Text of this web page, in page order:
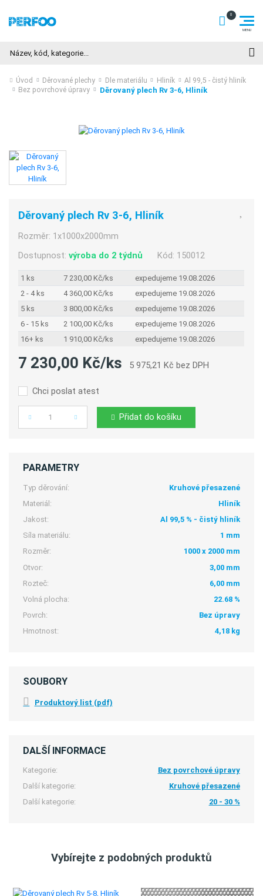
Úvod Děrované plechy Dle materiálu Hliník
Al 99,5 - čistý hliník
Bez povrchové úpravy
Děrovaný plech Rv 3-6, Hliník
Děrovaný plech Rv 3-6, Hliník
Rozměr: 1x1000x2000mm
Dostupnost:výroba do 2 týdnů Kód: 150012
1 ks 7 230,00 Kč/ks
expedujeme 19.08.2026
2 - 4 ks
4 360,00 Kč/ks
expedujeme 19.08.2026
5 ks
3 800,00 Kč/ks
expedujeme 19.08.2026
6 - 15 ks
2 100,00 Kč/ks
expedujeme 19.08.2026
16+ ks
1 910,00 Kč/ks expedujeme 19.08.2026
7 230,00 Kč/ks 5 975,21 Kč bez DPH
Chci poslat atest
Počet Přidat do košíku
PARAMETRY
Typ děrování:
Kruhové přesazené
Materiál:
Hliník
Jakost:
Al 99,5 % - čistý hliník
Síla materiálu:
1 mm
Rozměr:
1000 x 2000 mm
Otvor:
3,00 mm
Rozteč:
6,00 mm
Volná plocha:
22.68 %
Povrch:
Bez úpravy
Hmotnost:
4,18 kg
SOUBORY
Produktový list (pdf)
DALŠÍ INFORMACE
Kategorie:
Bez povrchové úpravy
Další kategorie:
Kruhové přesazené
Další kategorie:
20 - 30 %
Vybírejte z podobných produktů